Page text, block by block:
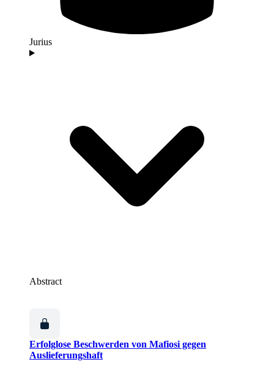
Jurius
Abstract
Erfolglose Beschwerden von Mafiosi gegen
Auslieferungshaft